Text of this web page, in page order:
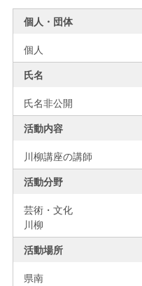
個人・団体
個人
氏名
氏名非公開
活動内容
川柳講座の講師
活動分野
芸術・文化
川柳
活動場所
県南